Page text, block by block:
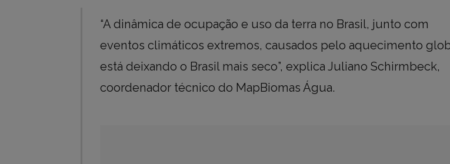
“A dinâmica de ocupação e uso da terra no Brasil, junto com
eventos climáticos extremos, causados pelo aquecimento
está deixando o Brasil mais seco”, explica Juliano Schirmbeck,
coordenador técnico do MapBiomas Água.